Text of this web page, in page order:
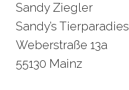
Sandy Ziegler
Sandy’s Tierparadies
Weberstraße 13a
55130 Mainz